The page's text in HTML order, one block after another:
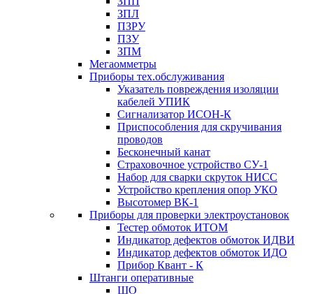
ЗПЛ
ПЗРУ
ПЗУ
ЗПМ
Мегаомметры
Приборы тех.обслуживания
Указатель повреждения изоляции
кабелей УПИК
Сигнализатор ИСОН-К
Приспособления для скручивания
проводов
Бесконечный канат
Страховочное устройство СУ-1
Набор для сварки скруток НИСС
Устройство крепления опор УКО
Высотомер ВК-1
Приборы для проверки электроустановок
Тестер обмоток ИТОМ
Индикатор дефектов обмоток ИДВИ
Индикатор дефектов обмоток ИДО
Прибор Квант - К
Штанги оперативные
ШО